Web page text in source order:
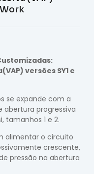
versões SY1 e
se expande com a
abertura progressiva
tamanhos 1 e 2.
alimentar o circuito
crescente,
pressão na abertura